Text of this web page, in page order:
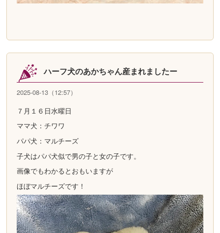
ハーフ犬のあかちゃん産まれましたー
2025-08-13（12:57）
７月１６日水曜日
ママ犬：チワワ
パパ犬：マルチーズ
子犬はパパ犬似で男の子と女の子です。
画像でもわかるとおもいますが
ほぼマルチーズです！